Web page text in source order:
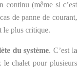
continu (même si c’est
de panne de courant,
le plus critique.
du système. C’est la
chalet pour plusieurs